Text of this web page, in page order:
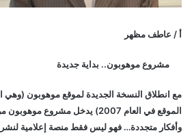
أ / عاطف مظهر
مشروع موهوبون.. بداية جديدة
مع انطلاق النسخة الجديدة لموقع موهوبون (وهي
الموقع في العام 2007) يدخل
وأفكار متجددة… فهو ليس فقط منصة إعلامية لنشر